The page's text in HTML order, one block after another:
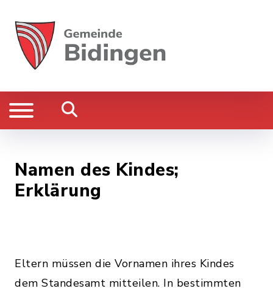
Namen des Kindes;
Erklärung
Eltern müssen die Vornamen ihres Kindes
dem Standesamt mitteilen. In bestimmten